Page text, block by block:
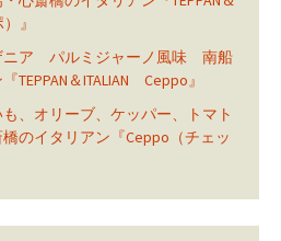
』
ニア パルミジャーノ風味 南船
TEPPAN＆ITALIAN Ceppo』
、オリーブ、ケッパー、トマト
のイタリアン『Ceppo（チェッ